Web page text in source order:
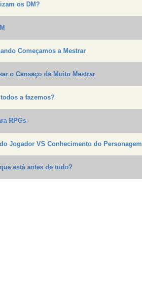
os DM?
Começamos a Mestrar
o Cansaço de Muito Mestrar
a fazemos?
RPGs
Jogador VS Conhecimento do Personagem
está antes de tudo?